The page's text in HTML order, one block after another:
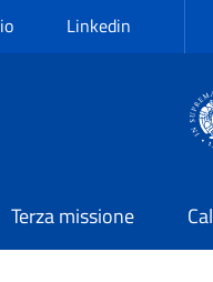
Linkedin
Terza missione